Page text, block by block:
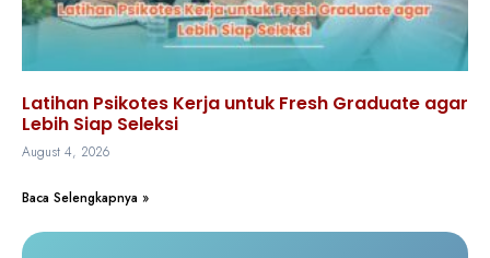
Latihan Psikotes Kerja untuk Fresh Graduate agar
Lebih Siap Seleksi
August 4, 2026
Baca Selengkapnya »